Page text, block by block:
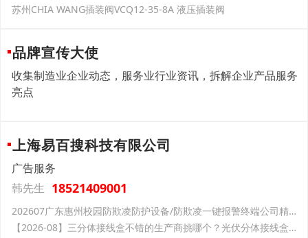
苏州CHIA WANG插装阀VCQ12-35-8A 液压插装阀
品牌宣传大使
收集制造业企业动态，服务业行业资讯，拆解企业产品服务
亮点
上海易百搜科技有限公司
广告服务
韩先生 18521409001
202607广东惠州校园防欺凌防护设备/防欺凌一键报警终端公司精选：盾王科技
【2026-08】三分体接线盒不错的生产商挑哪个？光伏分体接线盒、熔断器优选——新金阳